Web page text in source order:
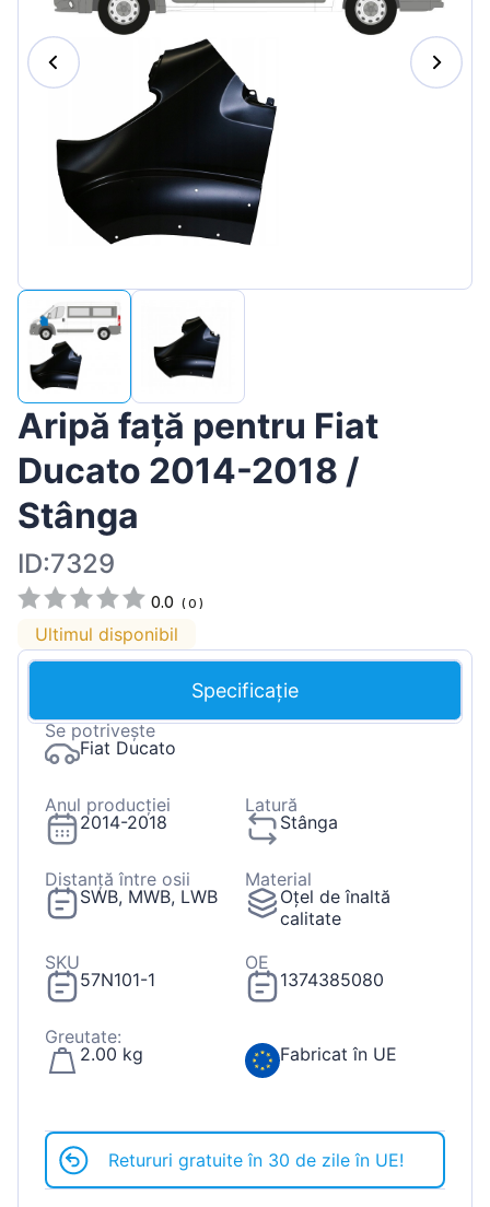
Magyar
Hrvatski
Português
Slovenian
Latvian
Slovenčina
Aripă față pentru Fiat
Ducato 2014-2018 /
Stânga
ID:7329
0.0 (0 )
Ultimul disponibil
Specificație
Se potrivește
Fiat Ducato
Anul producției
2014-2018
Latură
Stânga
Distanță între osii
SWB, MWB, LWB
Material
Oțel de înaltă
calitate
SKU
57N101-1
OE
1374385080
Greutate:
2.00 kg
Fabricat în UE
Retururi gratuite în 30 de zile în UE!